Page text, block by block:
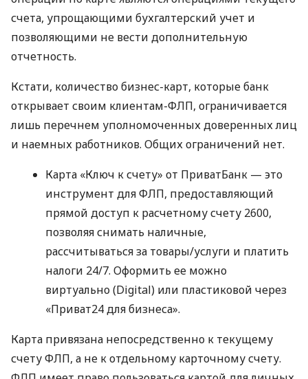
счета, упрощающими бухгалтерский учет и
позволяющими не вести дополнительную
отчетность.
Кстати, количество бизнес-карт, которые банк
открывает своим клиентам-ФЛП, ограничивается
лишь перечнем уполномоченных доверенных лиц
и наемных работников. Общих ограничений нет.
Карта «Ключ к счету» от ПриватБанк — это
инструмент для ФЛП, предоставляющий
прямой доступ к расчетному счету 2600,
позволяя снимать наличные,
рассчитываться за товары/услуги и платить
налоги 24/7. Оформить ее можно
виртуально (Digital) или пластиковой через
«Приват24 для бизнеса».
Карта привязана непосредственно к текущему
счету ФЛП, а не к отдельному карточному счету.